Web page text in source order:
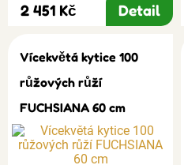
2 451 Kč Detail
Vícekvětá kytice 100
růžových růží
FUCHSIANA 60 cm